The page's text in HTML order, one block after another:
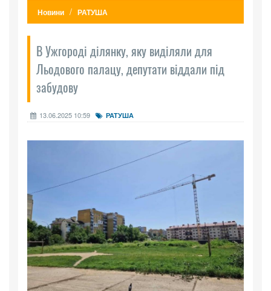
Новини РАТУША
В Ужгороді ділянку, яку виділяли для
Льодового палацу, депутати віддали під
забудову
13.06.2025 10:59 РАТУША